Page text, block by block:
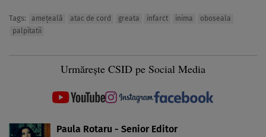
Tags: ameţeală atac de cord greata infarct inima
oboseala
palpitatii
Urmărește CSID pe Social Media
Paula Rotaru - Senior Editor